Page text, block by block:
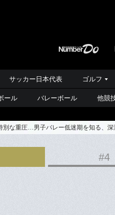
サッカー日本代表 ゴルフ
ール バレーボール 他競
別な重圧…男子バレー低迷期を知る、
#4